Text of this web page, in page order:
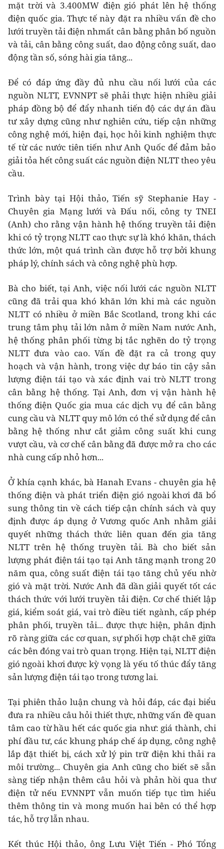
mặt trời và 3.400MW điện gió phát lên hệ thống
điện quốc gia. Thực tế này đặt ra nhiều vấn đề cho
lưới truyền tải điện nhmất cân bằng phân bố nguồn
và tải, cân bằng công suất, dao động công suất, dao
động tần số, sóng hài gia tăng...
Để có đáp ứng đầy đủ nhu cầu nối lưới của các
nguồn NLTT, EVNNPT sẽ phải thực hiện nhiều giải
pháp đồng bộ để đẩy nhanh tiến độ các dự án đầu
tư xây dựng cũng như nghiên cứu, tiếp cận những
công nghệ mới, hiện đại, học hỏi kinh nghiệm thực
tế từ các nước tiên tiến như Anh Quốc để đảm bảo
giải tỏa hết công suất các nguồn điện NLTT theo yêu
cầu.
Trình bày tại Hội thảo, Tiến sỹ Stephanie Hay -
Chuyên gia Mạng lưới và Đấu nối, công ty TNEI
(Anh) cho rằng vận hành hệ thống truyền tải điện
khi có tỷ trọng NLTT cao thực sự là khó khăn, thách
thức lớn, một quá trình cần được hỗ trợ bởi khung
pháp lý, chính sách và công nghệ phù hợp.
Bà cho biết, tại Anh, việc nối lưới các nguồn NLTT
cũng đã trải qua khó khăn lớn khi mà các nguồn
NLTT có nhiều ở miền Bắc Scotland, trong khi các
trung tâm phụ tải lớn nằm ở miền Nam nước Anh,
hệ thống phân phối từng bị tắc nghẽn do tỷ trọng
NLTT đưa vào cao. Vấn đề đặt ra cả trong quy
hoạch và vận hành, trong việc dự báo tin cậy sản
lượng điện tái tạo và xác định vai trò NLTT trong
cân bằng hệ thống. Tại Anh, đơn vị vận hành hệ
thống điện Quốc gia mua các dịch vụ để cân bằng
cung cầu và NLTT quy mô lớn có thể sử dụng để cân
bằng hệ thống như cắt giảm công suất khi cung
vượt cầu, và cơ chế cân bằng đã được mở ra cho các
nhà cung cấp nhỏ hơn...
Ở khía cạnh khác, bà Hanah Evans - chuyên gia hệ
thống điện và phát triển điện gió ngoài khơi đã bổ
sung thông tin về cách tiếp cận chính sách và quy
định được áp dụng ở Vương quốc Anh nhằm giải
quyết những thách thức liên quan đến gia tăng
NLTT trên hệ thống truyền tải. Bà cho biết sản
lượng phát điện tái tạo tại Anh tăng mạnh trong 20
năm qua, công suất điện tái tạo tăng chủ yếu nhờ
gió và mặt trời. Nước Anh đã dần giải quyết tốt các
thách thức với lưới truyền tải điện. Cơ chế thiết lập
giá, kiểm soát giá, vai trò điều tiết ngành, cấp phép
phân phối, truyền tải... được thực hiện, phân định
rõ ràng giữa các cơ quan, sự phối hợp chặt chẽ giữa
các bên đóng vai trò quan trọng. Hiện tại, NLTT điện
gió ngoài khơi được kỳ vọng là yếu tố thúc đẩy tăng
sản lượng điện tái tạo trong tương lai.
Tại phiên thảo luận chung và hỏi đáp, các đại biểu
đưa ra nhiều câu hỏi thiết thực, những vấn đề quan
tâm cao từ hầu hết các quốc gia như: giá thành, chi
phí đầu tư, các khung pháp chế áp dụng, công nghệ
lắp đặt thiết bị, cách xử lý pin trữ điện khi thải ra
môi trường... Chuyên gia Anh cũng cho biết sẽ sẵn
sàng tiếp nhận thêm câu hỏi và phản hồi qua thư
điện tử nếu EVNNPT vẫn muốn tiếp tục tìm hiểu
thêm thông tin và mong muốn hai bên có thể hợp
tác, hỗ trợ lẫn nhau.
Kết thúc Hội thảo, ông Lưu Việt Tiến - Phó Tổng